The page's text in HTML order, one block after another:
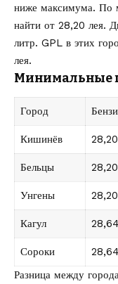
ниже максимума. По
найти от 28,20 лея.
литр. GPL в этих
лея.
Минимальные
Город
Кишинёв
Бельцы
Унгены
Кагул
Сороки
Разница между